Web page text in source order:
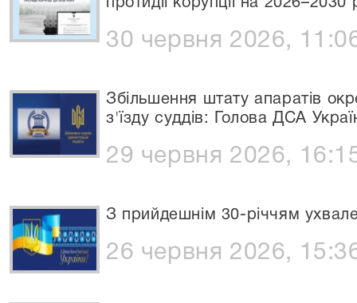
30 червня 2026,
Збільшення штату апаратів
з'їзду суддів: Голова ДСА
29 червня 2026,
З прийдешнім 30-річчям
26 червня 2026,